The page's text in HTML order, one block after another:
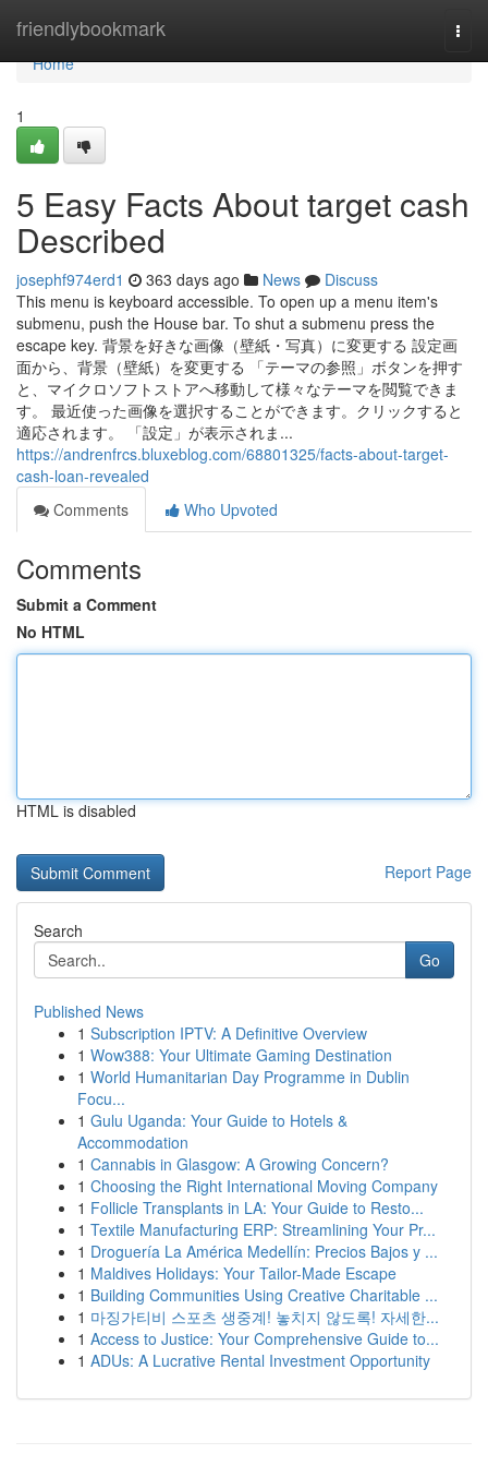
friendlybookmark
Home
Home
1
5 Easy Facts About target cash
Described
josephf974erd1 363 days ago News
Discuss
This menu is keyboard accessible. To open up a menu item's
submenu, push the House bar. To shut a submenu press the
escape key. 背景を好きな画像（壁紙・写真）に変更する 設定画
面から、背景（壁紙）を変更する 「テーマの参照」ボタンを押す
と、マイクロソフトストアへ移動して様々なテーマを閲覧できま
す。 最近使った画像を選択することができます。クリックすると
適応されます。 「設定」が表示されま...
https://andrenfrcs.bluxeblog.com/68801325/facts-about-target-
cash-loan-revealed
Comments
Who Upvoted
Comments
Submit a Comment
No HTML
HTML is disabled
Report Page
Search
Go
Published News
1 Subscription IPTV: A Definitive Overview
1 Wow388: Your Ultimate Gaming Destination
1 World Humanitarian Day Programme in Dublin
Focu...
1 Gulu Uganda: Your Guide to Hotels &
Accommodation
1 Cannabis in Glasgow: A Growing Concern?
1 Choosing the Right International Moving Company
1 Follicle Transplants in LA: Your Guide to Resto...
1 Textile Manufacturing ERP: Streamlining Your Pr...
1 Droguería La América Medellín: Precios Bajos y ...
1 Maldives Holidays: Your Tailor-Made Escape
1 Building Communities Using Creative Charitable ...
1 마징가티비 스포츠 생중계! 놓치지 않도록! 자세한...
1 Access to Justice: Your Comprehensive Guide to...
1 ADUs: A Lucrative Rental Investment Opportunity